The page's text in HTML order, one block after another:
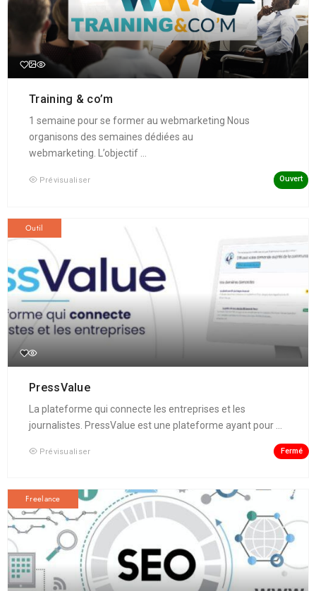
Training & co’m
1 semaine pour se former au webmarketing Nous
organisons des semaines dédiées au
webmarketing. L’objectif ...
Prévisualiser Ouvert
Outil
PressValue
La plateforme qui connecte les entreprises et les
journalistes. PressValue est une plateforme ayant pour ...
Prévisualiser Fermé
Freelance